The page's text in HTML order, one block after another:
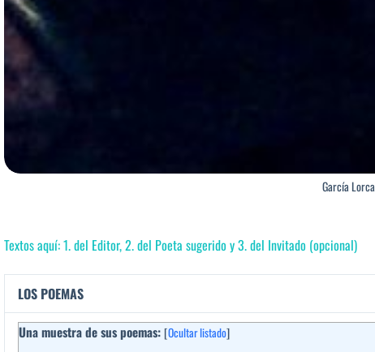
García Lorca
Textos aquí: 1. del Editor, 2. del Poeta sugerido y 3. del Invitado (opcional)
LOS POEMAS
Una muestra de sus poemas: [Ocultar listado]